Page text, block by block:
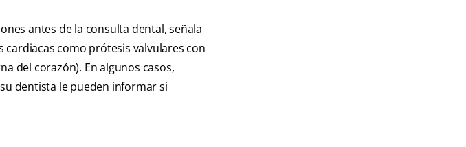
antes de la consulta dental, señala
cardiacas como prótesis valvulares con
del corazón). En algunos casos,
dentista le pueden informar si